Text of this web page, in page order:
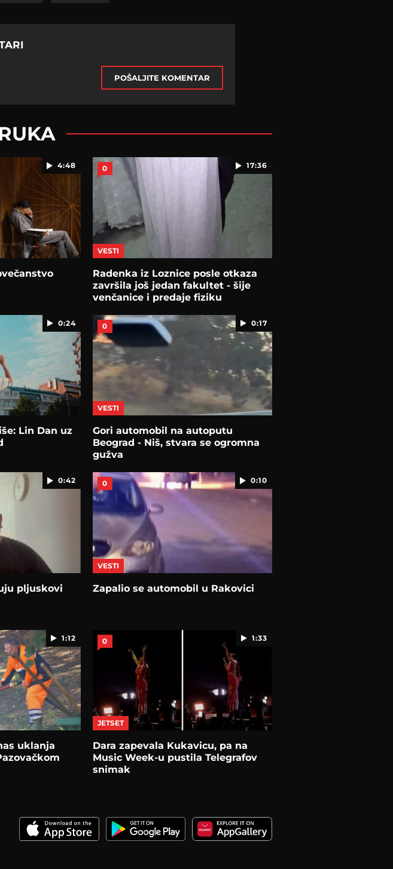
POŠALJITE KOMENTAR
4:48 17:36
0
VESTI
Radenka iz Loznice posle otkaza
završila još jedan fakultet - šije
venčanice i predaje fiziku
0:24
Lin Dan uz
0:17
0
VESTI
Gori automobil na autoputu
Beograd - Niš, stvara se ogromna
gužva
0:42
pljuskovi
0:10
0
VESTI
Zapalio se automobil u Rakovici
1:12
uklanja
1:33
0
JETSET
Dara zapevala Kukavicu, pa na
Music Week-u pustila Telegrafov
snimak